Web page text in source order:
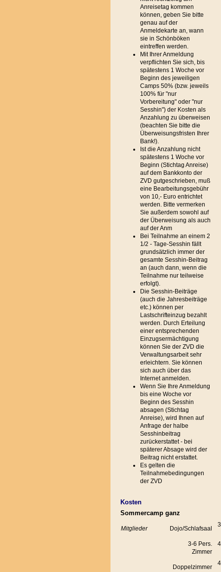
Anreisetag kommen
können, geben Sie bitte
genau auf der
Anmeldekarte an, wann
sie in Schönböken
eintreffen werden.
Mit Ihrer Anmeldung
verpflichten Sie sich, bis
spätestens 1 Woche vor
Beginn des jeweiligen
Camps 50% (bzw. jeweils
100% für "nur
Vorbereitung" oder "nur
Sesshin") der Kosten als
Anzahlung zu überweisen
(beachten Sie bitte die
Überweisungsfristen Ihrer
Bank!).
Ist die Anzahlung nicht
spätestens 1 Woche vor
Beginn (Stichtag Anreise)
auf dem Bankkonto der
ZVD gutgeschrieben, muß
eine Bearbeitungsgebühr
von 10,- Euro entrichtet
werden. Bitte vermerken
Sie außerdem sowohl auf
der Überweisung als auch
auf der Anm
Bei Teilnahme an einem 2
1/2 - Tage-Sesshin fällt
grundsätzlich immer der
gesamte Sesshin-Beitrag
an (auch dann, wenn die
Teilnahme nur teilweise
erfolgt).
Die Sesshin-Beiträge
(auch die Jahresbeiträge
etc.) können per
Lastschrifteinzug bezahlt
werden. Durch Erteilung
einer entsprechenden
Einzugsermächtigung
können Sie der ZVD die
Verwaltungsarbeit sehr
erleichtern. Sie können
sich auch über das
Internet anmelden.
Wenn Sie Ihre Anmeldung
bis eine Woche vor
Beginn des Sesshin
absagen (Stichtag
Anreise), wird Ihnen auf
Anfrage der halbe
Sesshinbeitrag
zurückerstattet - bei
späterer Absage wird der
Beitrag nicht erstattet.
Es gelten die
Teilnahmebedingungen
der ZVD
Kosten
Sommercamp ganz
Mitglieder Dojo/Schlafsaal
3-6 Pers.
Zimmer
Doppelzimmer